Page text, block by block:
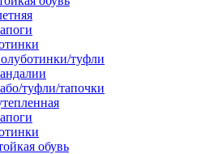
туфли
туфли/тапочки
обувь